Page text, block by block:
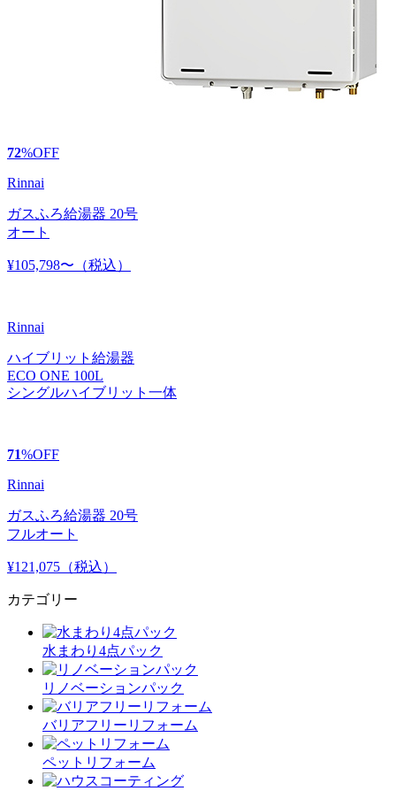
72%OFF
Rinnai
ガスふろ給湯器 20号
オート
¥105,798〜 （税込）
Rinnai
ハイブリット給湯器
ECO ONE 100L
シングルハイブリット一体
71%OFF
Rinnai
ガスふろ給湯器 20号
フルオート
¥121,075 （税込）
カテゴリー
水まわり4点パック
リノベーションパック
バリアフリーリフォーム
ペットリフォーム